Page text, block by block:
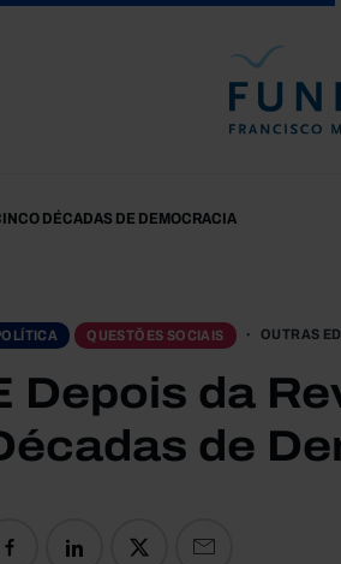
DÉCADAS DE DEMOCRACIA
QUESTÕES SOCIAIS OUTRAS
Depois da
de